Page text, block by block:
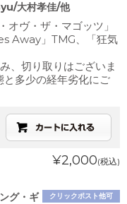
大村孝佳/他
オヴ・ザ・マゴッツ」
Away」TMG、「狂気
、切り取りはございま
多少の経年劣化にご
¥2,000(税込)
クリックポスト他可
グ・ギ